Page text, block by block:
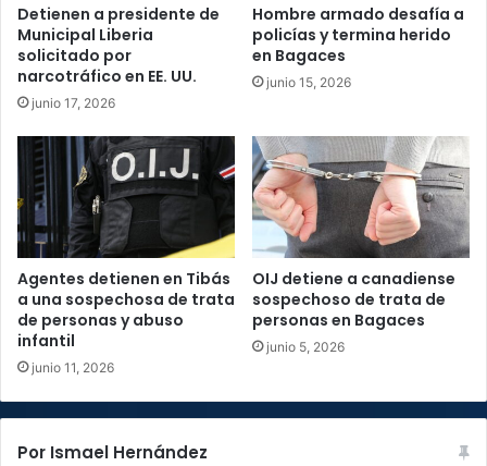
Detienen a presidente de
Municipal Liberia
solicitado por
narcotráfico en EE. UU.
junio 17, 2026
Hombre armado desafía a
policías y termina herido
en Bagaces
junio 15, 2026
Agentes detienen en Tibás
a una sospechosa de trata
de personas y abuso
infantil
junio 11, 2026
OIJ detiene a canadiense
sospechoso de trata de
personas en Bagaces
junio 5, 2026
Por Ismael Hernández